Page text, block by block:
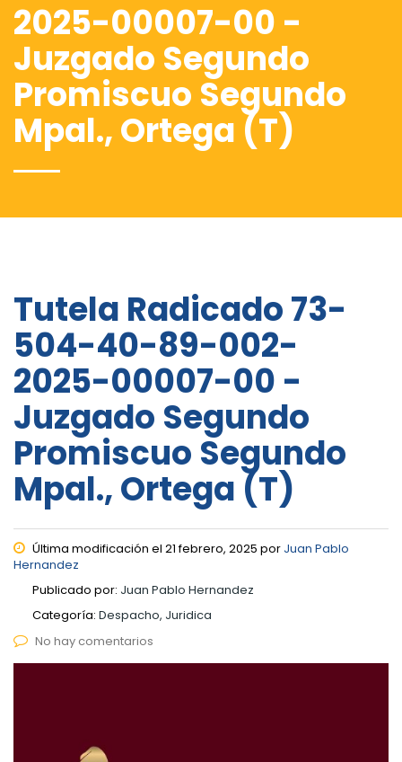
2025-00007-00 -
Juzgado Segundo
Promiscuo Segundo
Mpal., Ortega (T)
Tutela Radicado 73-
504-40-89-002-
2025-00007-00 -
Juzgado Segundo
Promiscuo Segundo
Mpal., Ortega (T)
Última modificación el 21 febrero, 2025 por Juan Pablo
Hernandez
Publicado por: Juan Pablo Hernandez
Categoría: Despacho, Juridica
No hay comentarios